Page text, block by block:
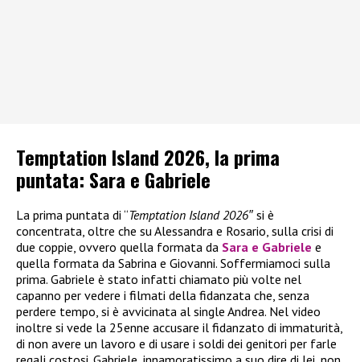
Temptation Island 2026, la prima
puntata: Sara e Gabriele
La prima puntata di “Temptation Island 2026″ si è
concentrata, oltre che su Alessandra e Rosario, sulla crisi di
due coppie, ovvero quella formata da Sara e Gabriele e
quella formata da Sabrina e Giovanni. Soffermiamoci sulla
prima. Gabriele è stato infatti chiamato più volte nel
capanno per vedere i filmati della fidanzata che, senza
perdere tempo, si è avvicinata al single Andrea. Nel video
inoltre si vede la 25enne accusare il fidanzato di immaturità,
di non avere un lavoro e di usare i soldi dei genitori per farle